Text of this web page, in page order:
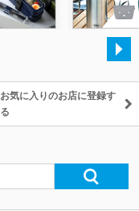
お気に入りのお店に登録す
る